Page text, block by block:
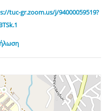
tuc-gr.zoom.us/j/94000059519?